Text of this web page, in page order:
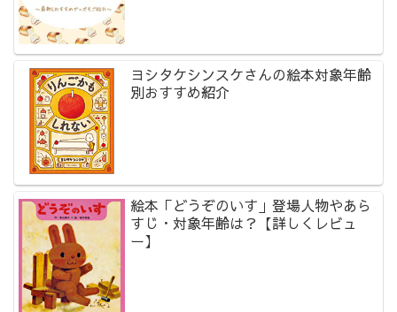
ヨシタケシンスケさんの絵本対象年齢
別おすすめ紹介
絵本「どうぞのいす」登場人物やあら
すじ・対象年齢は？【詳しくレビュ
ー】